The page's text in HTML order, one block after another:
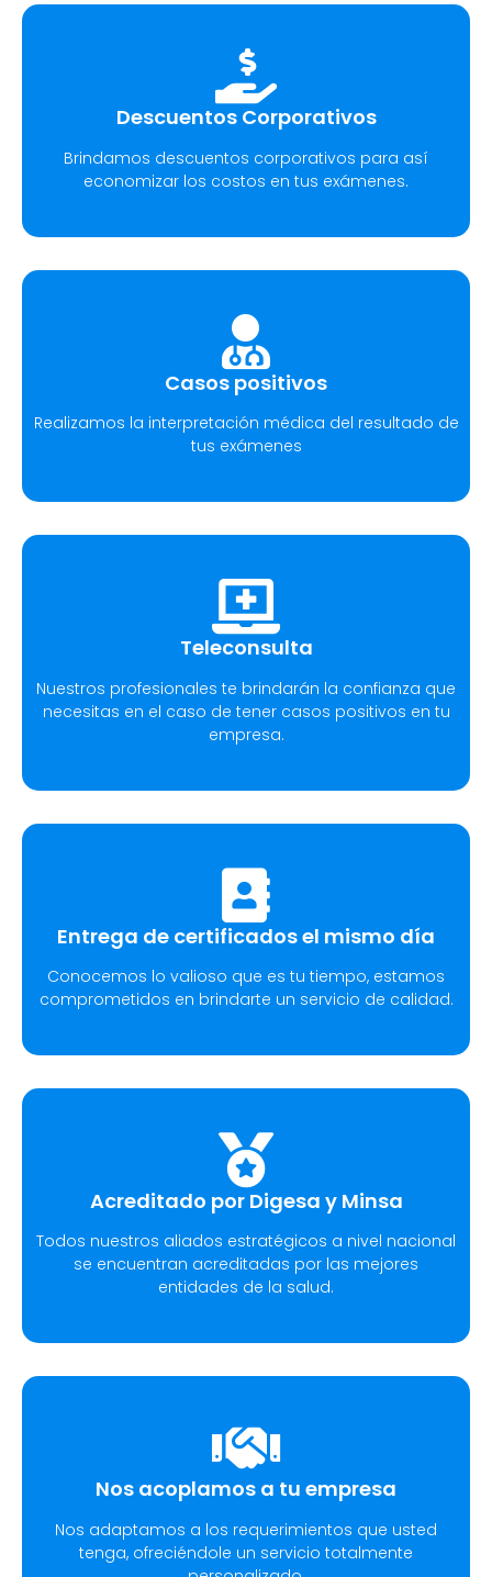
Descuentos Corporativos
Brindamos descuentos corporativos para así
economizar los costos en tus exámenes.
Casos positivos
Realizamos la interpretación médica del resultado de
tus exámenes
Teleconsulta
Nuestros profesionales te brindarán la confianza que
necesitas en el caso de tener casos positivos en tu
empresa.
Entrega de certificados el mismo día
Conocemos lo valioso que es tu tiempo, estamos
comprometidos en brindarte un servicio de calidad.
Acreditado por Digesa y Minsa​
Todos nuestros aliados estratégicos a nivel nacional
se encuentran acreditadas por las mejores
entidades de la salud.
Nos acoplamos a tu empresa
Nos adaptamos a los requerimientos que usted
tenga, ofreciéndole un servicio totalmente